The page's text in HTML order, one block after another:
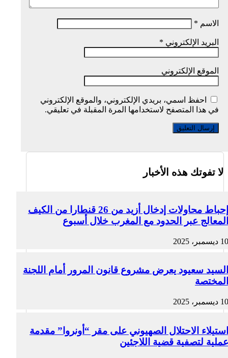
الاسم *
البريد الإلكتروني *
الموقع الإلكتروني
احفظ اسمي، بريدي الإلكتروني، والموقع الإلكتروني
في هذا المتصفح لاستخدامها المرة المقبلة في تعليقي.
لا تفوتك هذه الأخبار
إحباط محاولات إدخال أزيد من 26 قنطارا من الكيف
المعالج عبر الحدود مع المغرب خلال أسبوع
10 ديسمبر، 2025
السيد سعيود يعرض مشروع قانون المرور أمام اللجنة
المختصة
10 ديسمبر، 2025
استيلاء الاحتلال الصهيوني على مقر “أونروا” مقدمة
عملية لتصفية قضية اللاجئين